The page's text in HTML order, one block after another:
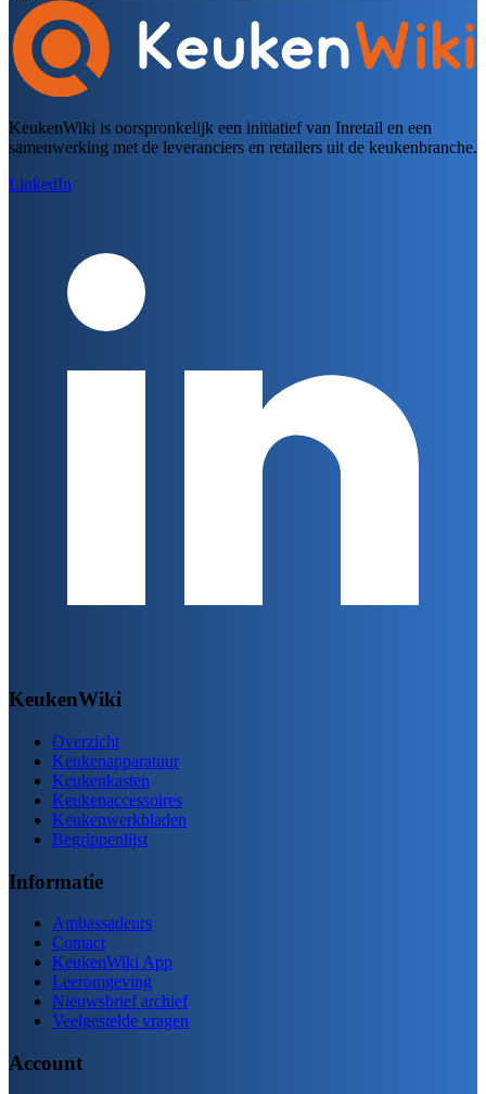
KeukenWiki is oorspronkelijk een initiatief van Inretail en een
samenwerking met de leveranciers en retailers uit de keukenbranche.
LinkedIn
KeukenWiki
Overzicht
Keukenapparatuur
Keukenkasten
Keukenaccessoires
Keukenwerkbladen
Begrippenlijst
Informatie
Ambassadeurs
Contact
KeukenWiki App
Leeromgeving
Nieuwsbrief archief
Veelgestelde vragen
Account